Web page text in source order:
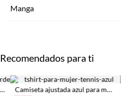
Manga
Recomendados para ti
Camiseta ajustada azul para mujer